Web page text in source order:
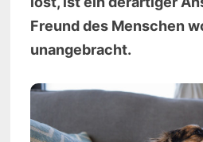
Freund des Menschen
unangebracht.